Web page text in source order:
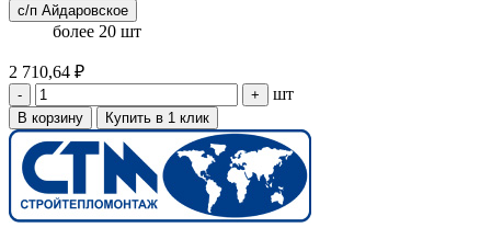
с/п Айдаровское
более 20 шт
2 710,64 ₽
- + шт
В корзину Купить в 1 клик